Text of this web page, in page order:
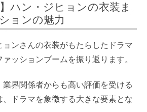
ハン・ジヒョンの衣装ま
ョンの魅力
ンさんの衣装がもたらしたドラマ
ァッションブームを振り返ります。
界関係者からも高い評価を受ける
、ドラマを象徴する大きな要素とな